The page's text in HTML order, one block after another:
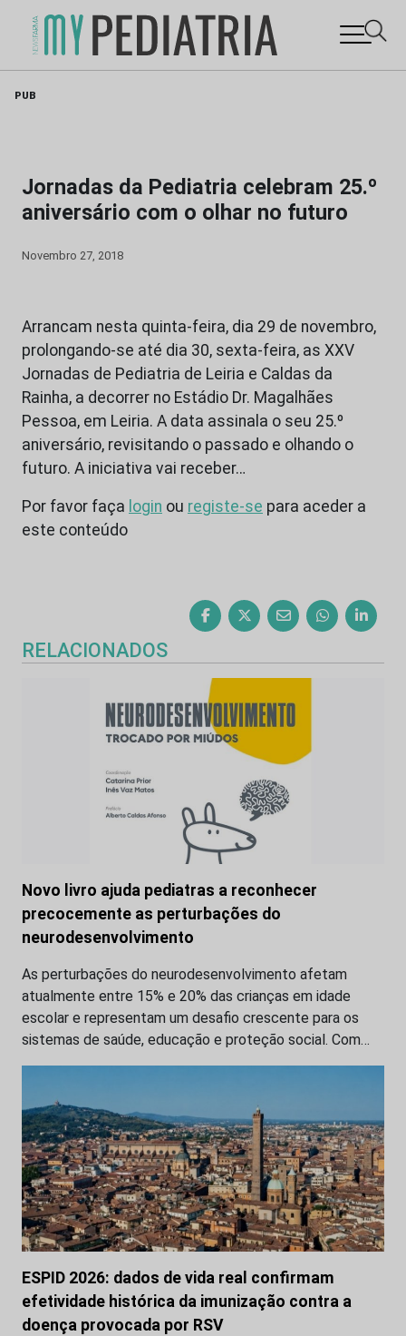
PUB
Jornadas da Pediatria celebram 25.º
aniversário com o olhar no futuro
Novembro 27, 2018
Arrancam nesta quinta-feira, dia 29 de novembro,
prolongando-se até dia 30, sexta-feira, as XXV
Jornadas de Pediatria de Leiria e Caldas da
Rainha, a decorrer no Estádio Dr. Magalhães
Pessoa, em Leiria. A data assinala o seu 25.º
aniversário, revisitando o passado e olhando o
futuro. A iniciativa vai receber…
Por favor faça login ou registe-se para aceder a
este conteúdo
RELACIONADOS
Novo livro ajuda pediatras a reconhecer
precocemente as perturbações do
neurodesenvolvimento
As perturbações do neurodesenvolvimento afetam
atualmente entre 15% e 20% das crianças em idade
escolar e representam um desafio crescente para os
sistemas de saúde, educação e proteção social. Com…
ESPID 2026: dados de vida real confirmam
efetividade histórica da imunização contra a
doença provocada por RSV